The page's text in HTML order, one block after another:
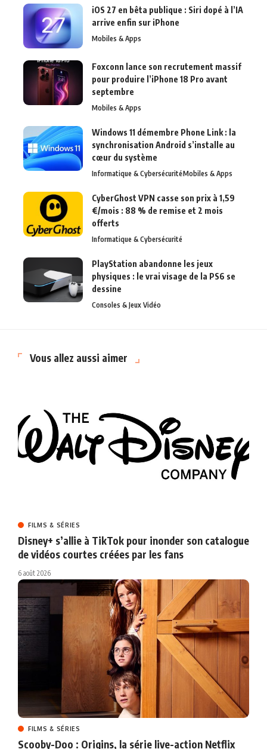
iOS 27 en bêta publique : Siri dopé à l’IA
arrive enfin sur iPhone
Mobiles & Apps
Foxconn lance son recrutement massif
pour produire l’iPhone 18 Pro avant
septembre
Mobiles & Apps
Windows 11 démembre Phone Link : la
synchronisation Android s’installe au
cœur du système
Informatique & CybersécuritéMobiles & Apps
CyberGhost VPN casse son prix à 1,59
€/mois : 88 % de remise et 2 mois
offerts
Informatique & Cybersécurité
PlayStation abandonne les jeux
physiques : le vrai visage de la PS6 se
dessine
Consoles & Jeux Vidéo
Vous allez aussi aimer
FILMS & SÉRIES
Disney+ s’allie à TikTok pour inonder son catalogue
de vidéos courtes créées par les fans
6 août 2026
FILMS & SÉRIES
Scooby-Doo : Origins, la série live-action Netflix